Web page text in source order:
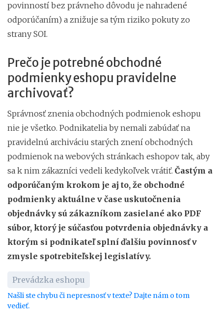
povinností bez právneho dôvodu je nahradené
odporúčaním) a znižuje sa tým riziko pokuty zo
strany SOI.
Prečo je potrebné obchodné
podmienky eshopu pravidelne
archivovať?
Správnosť znenia obchodných podmienok eshopu
nie je všetko. Podnikatelia by nemali zabúdať na
pravidelnú archiváciu starých znení obchodných
podmienok na webových stránkach eshopov tak, aby
sa k nim zákazníci vedeli kedykoľvek vrátiť. Častým a
odporúčaným krokom je aj to, že obchodné
podmienky aktuálne v čase uskutočnenia
objednávky sú zákazníkom zasielané ako PDF
súbor, ktorý je súčasťou potvrdenia objednávky a
ktorým si podnikateľ splní ďalšiu povinnosť v
zmysle spotrebiteľskej legislatívy.
Prevádzka eshopu
Našli ste chybu či nepresnosť v texte? Dajte nám o tom
vedieť.